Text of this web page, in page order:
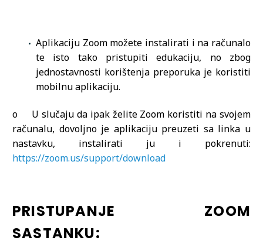
Aplikaciju Zoom možete instalirati i na računalo
te isto tako pristupiti edukaciju, no zbog
jednostavnosti korištenja preporuka je koristiti
mobilnu aplikaciju.
o U slučaju da ipak želite Zoom koristiti na svojem
računalu, dovoljno je aplikaciju preuzeti sa linka u
nastavku, instalirati ju i pokrenuti:
https://zoom.us/support/download
PRISTUPANJE ZOOM
SASTANKU: